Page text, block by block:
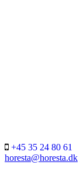
+45 35 24 80 61
horesta@horesta.dk